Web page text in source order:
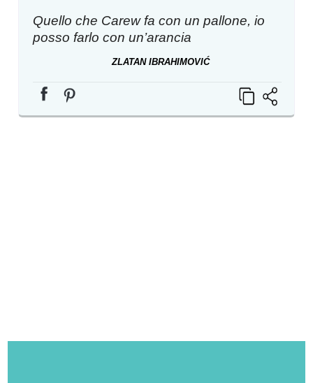
Quello che Carew fa con un pallone, io
posso farlo con un’arancia
ZLATAN IBRAHIMOVIĆ